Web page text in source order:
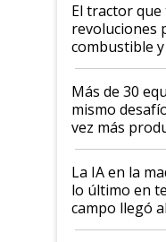
El tractor que
revoluciones
combustible y
que parece
lo último en el
disponible
Más de 30
mismo
vez más
incorporan
tierra?
La IA en la
lo último en
campo llegó
Aapresid 2026